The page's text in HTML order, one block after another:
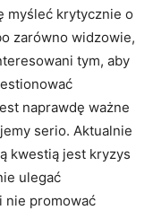
myśleć krytycznie o
zarówno widzowie,
tym, aby
naprawdę ważne
serio. Aktualnie
kwestią jest kryzys
ulegać
nie promować